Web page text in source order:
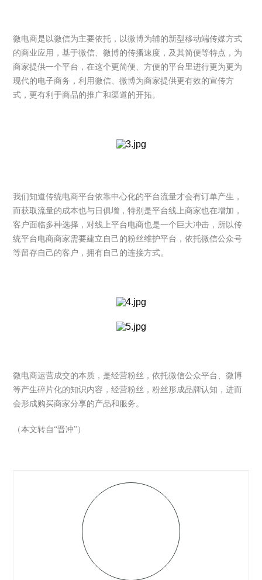
微电商是以微信为主要依托，以微博为辅的新型移动端传媒方式
的商业应用，基于微信、微博的传播速度，及其简便等特点，为
商家提供一个平台，在这个更简便、方便的平台里进行更为更为
现代的电子商务，利用微信、微博为商家提供更有效的宣传方
式，更有利于商品的推广和渠道的开拓。
我们知道传统电商平台依靠中心化的平台流量才会有订单产生，
而获取流量的成本也与日俱增，特别是平台线上商家也在增加，
客户面临多种选择，对线上平台电商也是一个巨大冲击，所以传
统平台电商商家需要建立自己的粉丝维护平台，依托微信公众号
等留存自己的客户，拥有自己的连接方式。
微电商运营成交的本质，是经营粉丝，依托微信公众平台、微博
等产生碎片化的知识内容，经营粉丝，粉丝形成品牌认知，进而
会形成购买商家分享的产品和服务。
（本文转自“晋冲”）